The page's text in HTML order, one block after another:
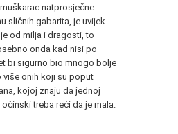
natprosječne
sličnih gabarita, je uvijek
od milja i dragosti, to
onda kad nisi po
bi sigurno bio mnogo bolje
onih koji su poput
kojoj znaju da jednoj
treba reći da je mala.